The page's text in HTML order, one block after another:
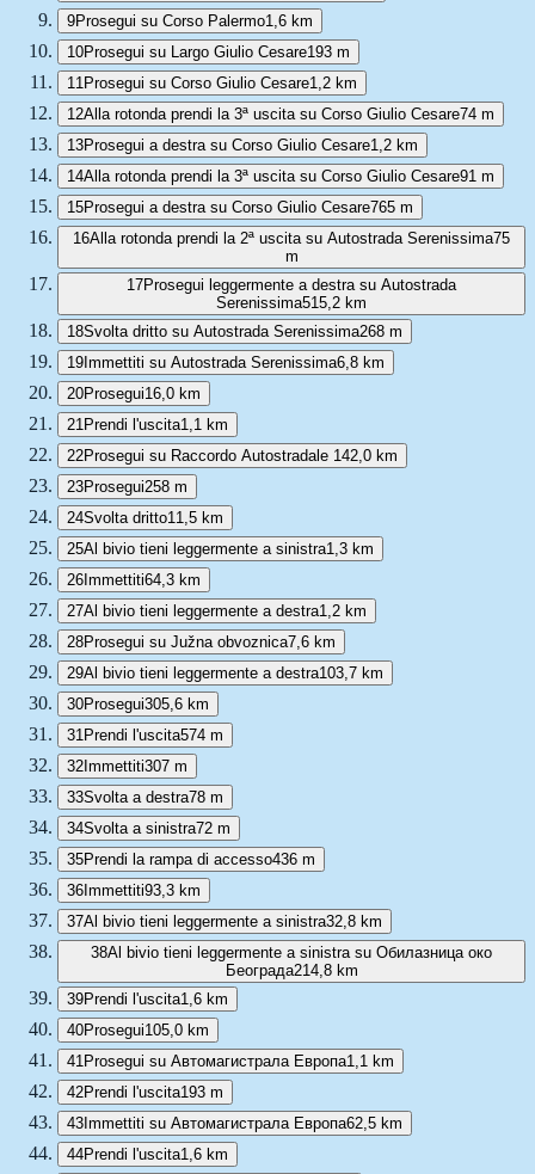
9Prosegui su Corso Palermo1,6 km
10Prosegui su Largo Giulio Cesare193 m
11 Prosegui su Corso Giulio Cesare1,2 km
12Alla rotonda prendi la 3ª uscita su Corso Giulio Cesare74 m
13Prosegui a destra su Corso Giulio Cesare1,2 km
14Alla rotonda prendi la 3ª uscita su Corso Giulio Cesare91 m
15Prosegui a destra su Corso Giulio Cesare765 m
16Alla rotonda prendi la 2ª uscita su Autostrada Serenissima75
m
17Prosegui leggermente a destra su Autostrada
Serenissima515,2 km
18Svolta dritto su Autostrada Serenissima268 m
19Immettiti su Autostrada Serenissima6,8 km
20Prosegui16,0 km
21 Prendi l'uscita1,1 km
22Prosegui su Raccordo Autostradale 142,0 km
23Prosegui258 m
24Svolta dritto11,5 km
25Al bivio tieni leggermente a sinistra1,3 km
26Immettiti64,3 km
27Al bivio tieni leggermente a destra1,2 km
28Prosegui su Južna obvoznica7,6 km
29Al bivio tieni leggermente a destra103,7 km
30Prosegui305,6 km
31 Prendi l'uscita574 m
32Immettiti307 m
33Svolta a destra78 m
34Svolta a sinistra72 m
35Prendi la rampa di accesso436 m
36Immettiti93,3 km
37Al bivio tieni leggermente a sinistra32,8 km
38Al bivio tieni leggermente a sinistra su Обилазница око
Београда214,8 km
39Prendi l'uscita1,6 km
40Prosegui105,0 km
41 Prosegui su Автомагистрала Европа1,1 km
42Prendi l'uscita193 m
43Immettiti su Автомагистрала Европа62,5 km
44Prendi l'uscita1,6 km